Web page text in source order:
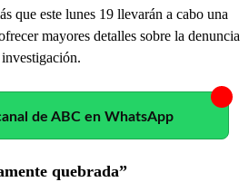
que este lunes 19 llevarán a cabo una
mayores detalles sobre la denuncia
de ABC en WhatsApp
quebrada”